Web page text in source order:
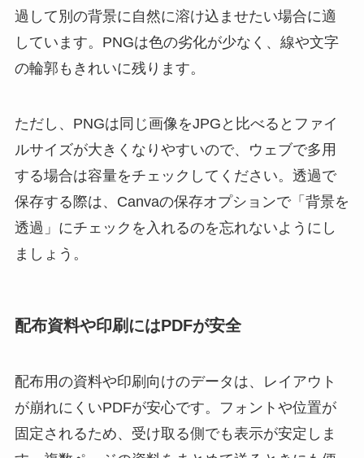
過して別の背景に自然に溶け込ませたい場合に適
しています。PNGは色の劣化が少なく、線や文字
の輪郭もきれいに残ります。
ただし、PNGは同じ画像をJPGと比べるとファイ
ルサイズが大きくなりやすいので、ウェブで多用
する場合は容量をチェックしてください。透過で
保存する際は、Canvaの保存オプションで「背景を
透過」にチェックを入れるのを忘れないようにし
ましょう。
配布資料や印刷にはPDFが安全
配布用の資料や印刷向けのデータは、レイアウト
が崩れにくいPDFが安心です。フォントや位置が
固定されるため、受け取る側でも表示が安定しま